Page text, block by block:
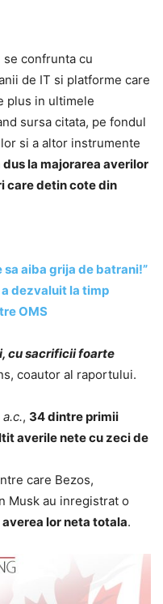
confrunta cu
de IT si platforme care
plus in ultimele
sursa citata, pe fondul
si a altor instrumente
dus la majorarea averilor
care detin cote din
sa aiba grija de batrani!”
dezvaluit la timp
OMS
cu sacrificii foarte
coautor al raportului.
, 34 dintre primii
averile nete cu zeci de
care Bezos,
Musk au inregistrat o
lor neta totala.